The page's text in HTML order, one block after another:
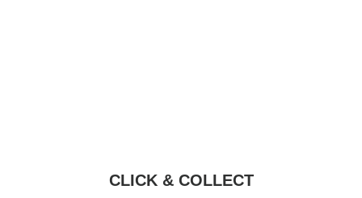
CLICK & COLLECT